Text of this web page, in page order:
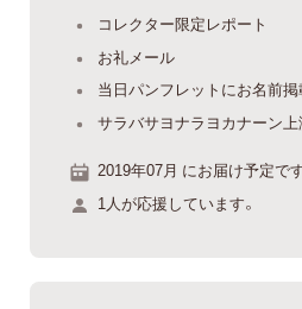
コレクター限定レポート
お礼メール
当日パンフレットにお名前
サラバサヨナラヨカナーン上
2019年07月 にお届け予定です
1人が応援しています。